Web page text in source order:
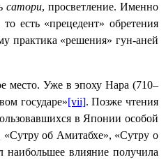
сатори, просветление. Именно
то есть «прецедент» обретения
практика «решения» гун-аней
место. Уже в эпоху Нара (710‒
государе»[vii]. Позже чтения
в Японии особой
«Сутру об Амитабхе», «Сутру о
наибольшее влияние получила